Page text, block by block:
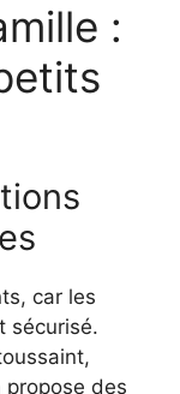
:
car les
sécurisé.
propose des